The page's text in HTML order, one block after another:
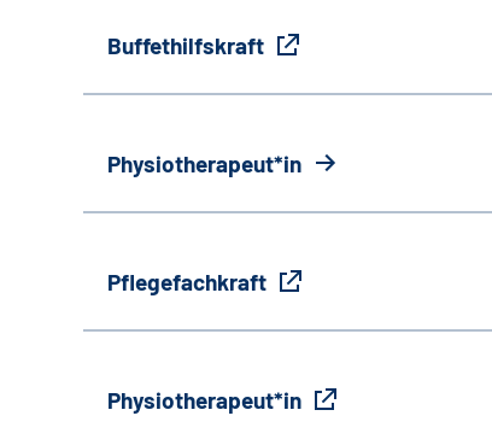
Buffethilfskraft
Physiotherapeut*in
Pflegefachkraft
Physiotherapeut*in